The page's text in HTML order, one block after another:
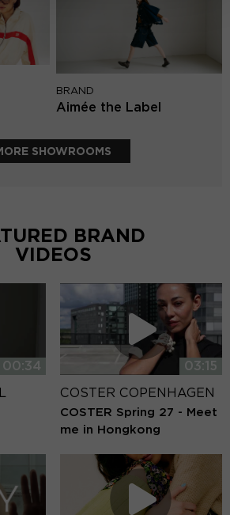
BRAND
Aimée the Label
SHOWROOMS
BRAND
VIDEOS
00:34
03:15
COSTER COPENHAGEN
COSTER Spring 27 - Meet
me in Hongkong